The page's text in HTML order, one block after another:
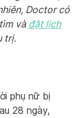
Doctor có
và đặt lịch
trị.
phụ nữ bị
28 ngày,